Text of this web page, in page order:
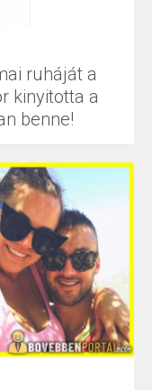
ruháját a
kinyitotta a
benne!